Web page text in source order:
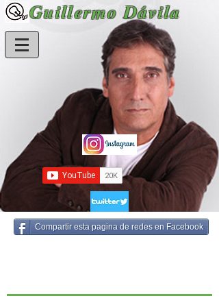
Guillermo Dávila
Compartir esta pagina de redes en Facebook